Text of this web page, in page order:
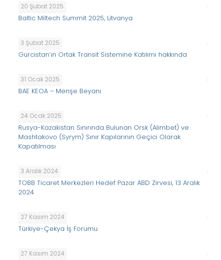
20 Şubat 2025
Baltic Miltech Summit 2025, Litvanya
3 Şubat 2025
Gürcistan’ın Ortak Transit Sistemine Katılımı hakkında
31 Ocak 2025
BAE KEOA – Menşe Beyanı
24 Ocak 2025
Rusya-Kazakistan Sınırında Bulunan Orsk (Alimbet) ve
Mashtakovo (Syrym) Sınır Kapılarının Geçici Olarak
Kapatılması
3 Aralık 2024
TOBB Ticaret Merkezleri Hedef Pazar ABD Zirvesi, 13 Aralık
2024
27 Kasım 2024
Türkiye-Çekya İş Forumu
27 Kasım 2024